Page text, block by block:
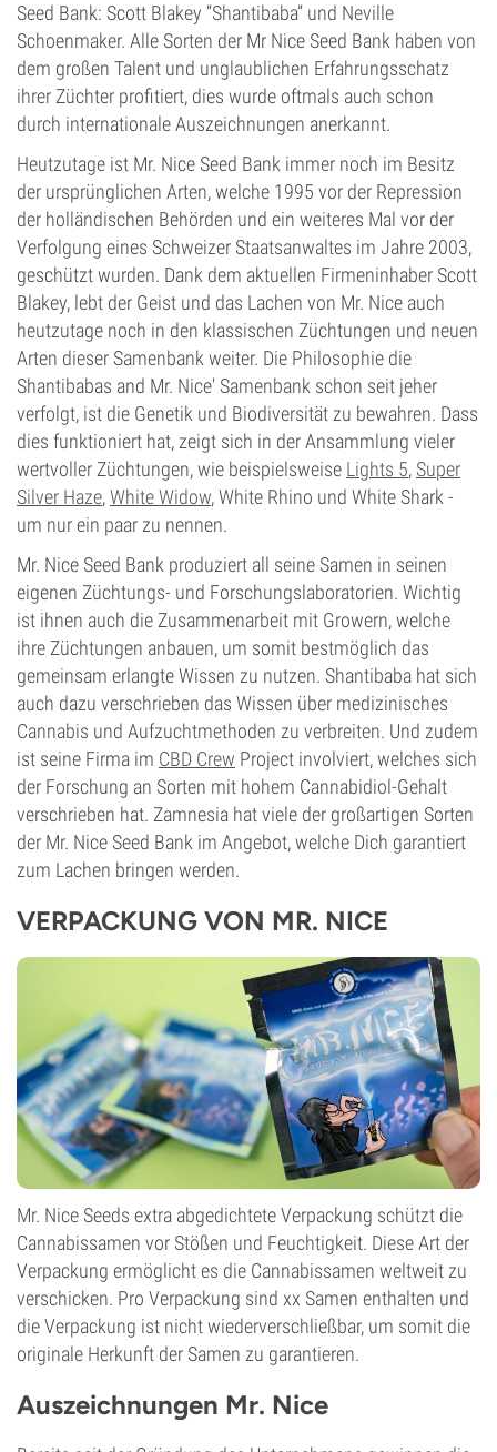
Seed Bank: Scott Blakey “Shantibaba” und Neville
Schoenmaker. Alle Sorten der Mr Nice Seed Bank haben von
dem großen Talent und unglaublichen Erfahrungsschatz
ihrer Züchter profitiert, dies wurde oftmals auch schon
durch internationale Auszeichnungen anerkannt.
Heutzutage ist Mr. Nice Seed Bank immer noch im Besitz
der ursprünglichen Arten, welche 1995 vor der Repression
der holländischen Behörden und ein weiteres Mal vor der
Verfolgung eines Schweizer Staatsanwaltes im Jahre 2003,
geschützt wurden. Dank dem aktuellen Firmeninhaber Scott
Blakey, lebt der Geist und das Lachen von Mr. Nice auch
heutzutage noch in den klassischen Züchtungen und neuen
Arten dieser Samenbank weiter. Die Philosophie die
Shantibabas and Mr. Nice' Samenbank schon seit jeher
verfolgt, ist die Genetik und Biodiversität zu bewahren. Dass
dies funktioniert hat, zeigt sich in der Ansammlung vieler
wertvoller Züchtungen, wie beispielsweise Lights 5, Super
Silver Haze,White Widow, White Rhino und White Shark -
um nur ein paar zu nennen.
Mr. Nice Seed Bank produziert all seine Samen in seinen
eigenen Züchtungs- und Forschungslaboratorien. Wichtig
ist ihnen auch die Zusammenarbeit mit Growern, welche
ihre Züchtungen anbauen, um somit bestmöglich das
gemeinsam erlangte Wissen zu nutzen. Shantibaba hat sich
auch dazu verschrieben das Wissen über medizinisches
Cannabis und Aufzuchtmethoden zu verbreiten. Und zudem
ist seine Firma im CBD Crew Project involviert, welches sich
der Forschung an Sorten mit hohem Cannabidiol-Gehalt
verschrieben hat. Zamnesia hat viele der großartigen Sorten
der Mr. Nice Seed Bank im Angebot, welche Dich garantiert
zum Lachen bringen werden.
VERPACKUNG VON MR. NICE
Mr. Nice Seeds extra abgedichtete Verpackung schützt die
Cannabissamen vor Stößen und Feuchtigkeit. Diese Art der
Verpackung ermöglicht es die Cannabissamen weltweit zu
verschicken. Pro Verpackung sind xx Samen enthalten und
die Verpackung ist nicht wiederverschließbar, um somit die
originale Herkunft der Samen zu garantieren.
Auszeichnungen Mr. Nice